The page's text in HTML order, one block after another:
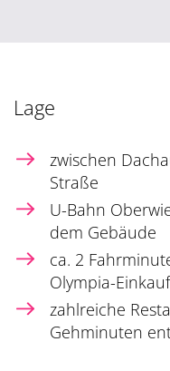
Lage
zwischen
Straße
U-Bahn
dem Gebäude
ca. 2
Olympia-
zahlreiche
Gehminuten